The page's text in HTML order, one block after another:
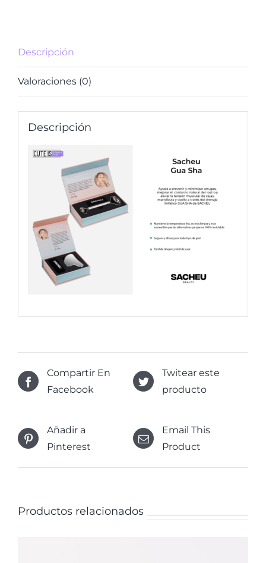
Descripción
Valoraciones (0)
Descripción
Compartir En
Facebook
Twitear este
producto
Añadir a
Pinterest
Email This
Product
Productos relacionados